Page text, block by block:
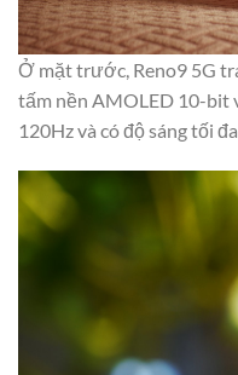
Ở mặt trước, Reno9 5G
tấm nền AMOLED 10-bit
120Hz và có độ sáng tối